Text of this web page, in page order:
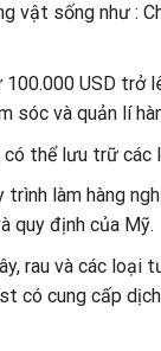
vật sống như :
USD trở
sóc và quản lí
thể lưu trữ các
làm hàng
quy định của Mỹ.
rau và các loại
có cung cấp